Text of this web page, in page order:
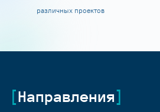
различных проектов
Направления